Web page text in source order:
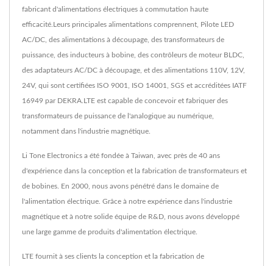
fabricant d'alimentations électriques à commutation haute
efficacité.Leurs principales alimentations comprennent, Pilote LED
AC/DC, des alimentations à découpage, des transformateurs de
puissance, des inducteurs à bobine, des contrôleurs de moteur BLDC,
des adaptateurs AC/DC à découpage, et des alimentations 110V, 12V,
24V, qui sont certifiées ISO 9001, ISO 14001, SGS et accréditées IATF
16949 par DEKRA.LTE est capable de concevoir et fabriquer des
transformateurs de puissance de l'analogique au numérique,
notamment dans l'industrie magnétique.
Li Tone Electronics a été fondée à Taiwan, avec près de 40 ans
d'expérience dans la conception et la fabrication de transformateurs et
de bobines. En 2000, nous avons pénétré dans le domaine de
l'alimentation électrique. Grâce à notre expérience dans l'industrie
magnétique et à notre solide équipe de R&D, nous avons développé
une large gamme de produits d'alimentation électrique.
LTE fournit à ses clients la conception et la fabrication de